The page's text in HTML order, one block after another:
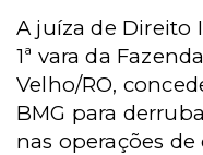
A juíza de Direito
1ª vara da
Velho/RO,
BMG para
nas operações